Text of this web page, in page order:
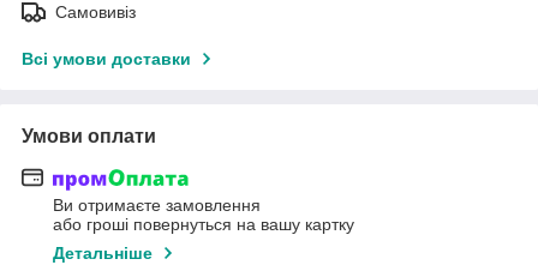
Самовивіз
Всі умови доставки
Умови оплати
Ви отримаєте замовлення
або гроші повернуться на вашу картку
Детальніше